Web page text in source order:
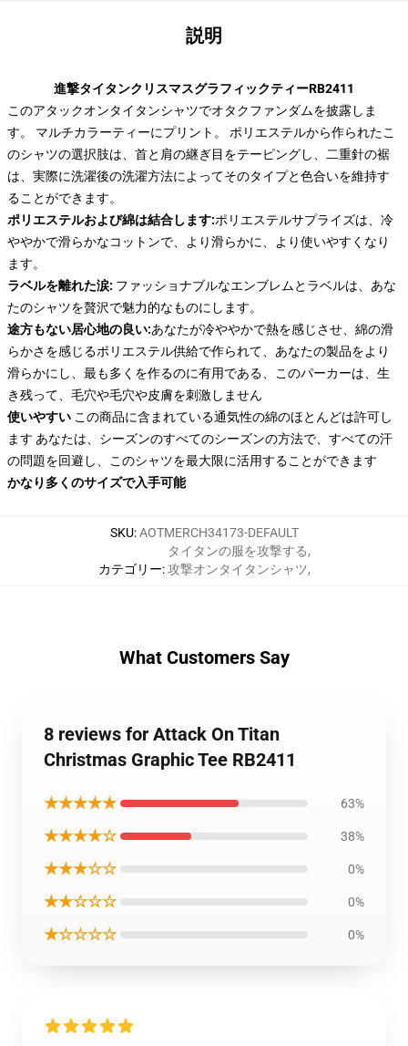
説明
進撃タイタンクリスマスグラフィックティーRB2411
このアタックオンタイタンシャツでオタクファンダムを披露しま
す。 マルチカラーティーにプリント。 ポリエステルから作られたこ
のシャツの選択肢は、首と肩の継ぎ目をテーピングし、二重針の裾
は、実際に洗濯後の洗濯方法によってそのタイプと色合いを維持す
ることができます。
ポリエステルおよび綿は結合します:ポリエステルサプライズは、冷
ややかで滑らかなコットンで、より滑らかに、より使いやすくなり
ます。
ラベルを離れた涙: ファッショナブルなエンブレムとラベルは、あな
たのシャツを贅沢で魅力的なものにします。
途方もない居心地の良い:あなたが冷ややかで熱を感じさせ、綿の滑
らかさを感じるポリエステル供給で作られて、あなたの製品をより
滑らかにし、最も多くを作るのに有用である、このパーカーは、生
き残って、毛穴や毛穴や皮膚を刺激しません
使いやすい この商品に含まれている通気性の綿のほとんどは許可し
ます あなたは、シーズンのすべてのシーズンの方法で、すべての汗
の問題を回避し、このシャツを最大限に活用することができます
かなり多くのサイズで入手可能
SKU:AOTMERCH34173-DEFAULT
カテゴリー:
タイタンの服を攻撃する,
攻撃オンタイタンシャツ,
What Customers Say
8 reviews for Attack On Titan
Christmas Graphic Tee RB2411
★★★★★ 63%
★★★★☆ 38%
★★★☆☆ 0%
★★☆☆☆ 0%
★☆☆☆☆ 0%